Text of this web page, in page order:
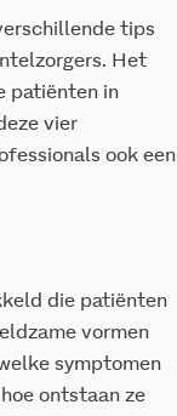
tips
Het
patiënten in
vier
ook een
die patiënten
vormen
symptomen
ontstaan ze